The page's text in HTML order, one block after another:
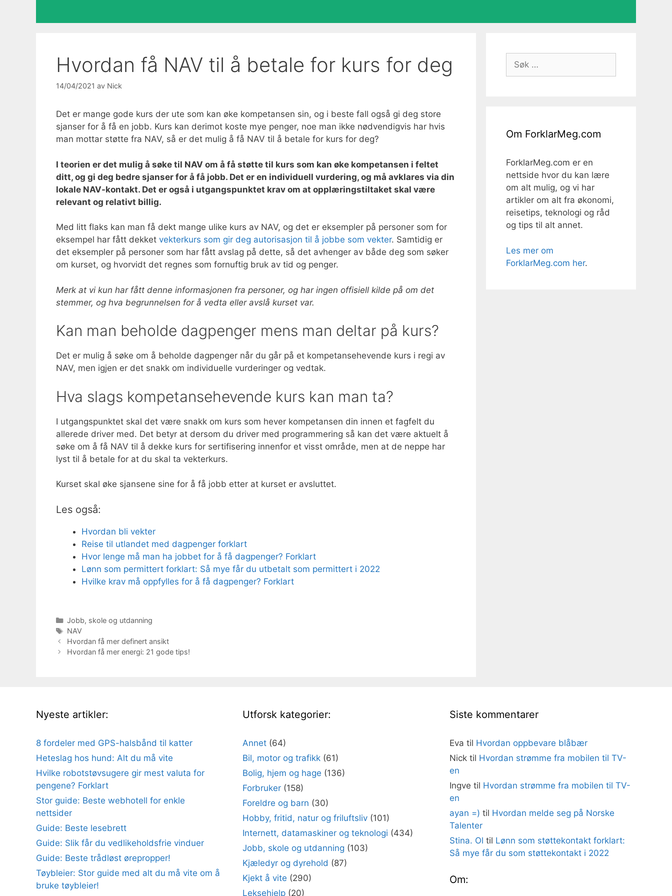
Hvordan få NAV til å betale for kurs for deg
14/04/2021 av Nick
Det er mange gode kurs der ute som kan øke kompetansen sin, og i beste fall også gi deg store
sjanser for å få en jobb. Kurs kan derimot koste mye penger, noe man ikke nødvendigvis har hvis
man mottar støtte fra NAV, så er det mulig å få NAV til å betale for kurs for deg?
I teorien er det mulig å søke til NAV om å få støtte til kurs som kan øke kompetansen i feltet
ditt, og gi deg bedre sjanser for å få jobb. Det er en individuell vurdering, og må avklares via din
lokale NAV-kontakt. Det er også i utgangspunktet krav om at opplæringstiltaket skal være
relevant og relativt billig.
Med litt flaks kan man få dekt mange ulike kurs av NAV, og det er eksempler på personer som for
eksempel har fått dekket vekterkurs som gir deg autorisasjon til å jobbe som vekter. Samtidig er
det eksempler på personer som har fått avslag på dette, så det avhenger av både deg som søker
om kurset, og hvorvidt det regnes som fornuftig bruk av tid og penger.
Merk at vi kun har fått denne informasjonen fra personer, og har ingen offisiell kilde på om det
stemmer, og hva begrunnelsen for å vedta eller avslå kurset var.
Kan man beholde dagpenger mens man deltar på kurs?
Det er mulig å søke om å beholde dagpenger når du går på et kompetansehevende kurs i regi av
NAV, men igjen er det snakk om individuelle vurderinger og vedtak.
Hva slags kompetansehevende kurs kan man ta?
I utgangspunktet skal det være snakk om kurs som hever kompetansen din innen et fagfelt du
allerede driver med. Det betyr at dersom du driver med programmering så kan det være aktuelt å
søke om å få NAV til å dekke kurs for sertifisering innenfor et visst område, men at de neppe har
lyst til å betale for at du skal ta vekterkurs.
Kurset skal øke sjansene sine for å få jobb etter at kurset er avsluttet.
Les også:
Hvordan bli vekter
Reise til utlandet med dagpenger forklart
Hvor lenge må man ha jobbet for å få dagpenger? Forklart
Lønn som permittert forklart: Så mye får du utbetalt som permittert i 2022
Hvilke krav må oppfylles for å få dagpenger? Forklart
Kategorier
Jobb, skole og utdanning
Stikkord
NAV
Hvordan få mer definert ansikt
Hvordan få mer energi: 21 gode tips!
Søk
etter:
Om ForklarMeg.com
ForklarMeg.com er en
nettside hvor du kan lære
om alt mulig, og vi har
artikler om alt fra økonomi,
reisetips, teknologi og råd
og tips til alt annet.
Les mer om
ForklarMeg.com her.
Nyeste artikler:
8 fordeler med GPS-halsbånd til katter
Heteslag hos hund: Alt du må vite
Hvilke robotstøvsugere gir mest valuta for
pengene? Forklart
Stor guide: Beste webhotell for enkle
nettsider
Guide: Beste lesebrett
Guide: Slik får du vedlikeholdsfrie vinduer
Guide: Beste trådløst ørepropper!
Tøybleier: Stor guide med alt du må vite om å
bruke tøybleier!
Utforsk kategorier:
Annet (64)
Bil, motor og trafikk (61)
Bolig, hjem og hage (136)
Forbruker (158)
Foreldre og barn (30)
Hobby, fritid, natur og friluftsliv (101)
Internett, datamaskiner og teknologi (434)
Jobb, skole og utdanning (103)
Kjæledyr og dyrehold (87)
Kjekt å vite (290)
Leksehjelp (20)
Siste kommentarer
Eva til Hvordan oppbevare blåbær
Nicktil Hvordan strømme fra mobilen til TV-
en
Ingve til Hvordan strømme fra mobilen til TV-
en
ayan =) til Hvordan melde seg på Norske
Talenter
Stina. Ol til Lønn som støttekontakt forklart:
Så mye får du som støttekontakt i 2022
Om: